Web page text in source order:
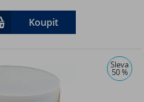
Koupit
Sleva
50 %